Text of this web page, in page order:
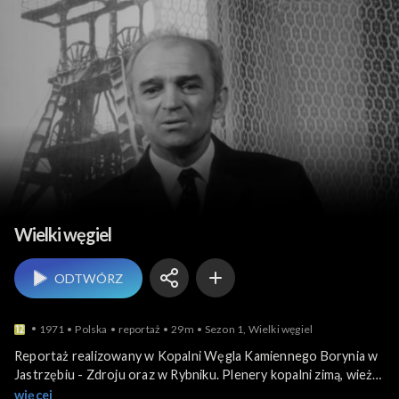
Przemysł i gospodarka
Wielki węgiel
ODTWÓRZ
1971 Polska reportaż 29m Sezon 1, Wielki węgiel
Reportaż realizowany w Kopalni Węgla Kamiennego Borynia w
Jastrzębiu - Zdroju oraz w Rybniku. Plenery kopalni zimą, wieża
wyciągowa, szyb górniczy. Wypowiedzi górników starszego i
więcej